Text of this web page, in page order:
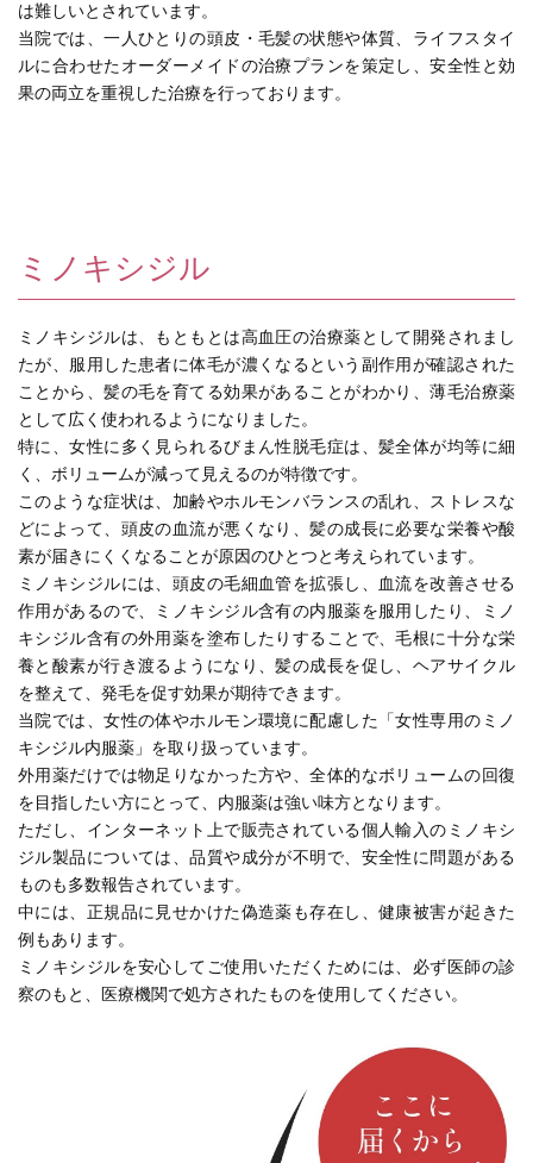
は難しいとされています。
当院では、一人ひとりの頭皮・毛髪の状態や体質、ライフスタイ
ルに合わせたオーダーメイドの治療プランを策定し、安全性と効
果の両立を重視した治療を行っております。
ミノキシジル
ミノキシジルは、もともとは高血圧の治療薬として開発されまし
たが、服用した患者に体毛が濃くなるという副作用が確認された
ことから、髪の毛を育てる効果があることがわかり、薄毛治療薬
として広く使われるようになりました。
特に、女性に多く見られるびまん性脱毛症は、髪全体が均等に細
く、ボリュームが減って見えるのが特徴です。
このような症状は、加齢やホルモンバランスの乱れ、ストレスな
どによって、頭皮の血流が悪くなり、髪の成長に必要な栄養や酸
素が届きにくくなることが原因のひとつと考えられています。
ミノキシジルには、頭皮の毛細血管を拡張し、血流を改善させる
作用があるので、ミノキシジル含有の内服薬を服用したり、ミノ
キシジル含有の外用薬を塗布したりすることで、毛根に十分な栄
養と酸素が行き渡るようになり、髪の成長を促し、ヘアサイクル
を整えて、発毛を促す効果が期待できます。
当院では、女性の体やホルモン環境に配慮した「女性専用のミノ
キシジル内服薬」を取り扱っています。
外用薬だけでは物足りなかった方や、全体的なボリュームの回復
を目指したい方にとって、内服薬は強い味方となります。
ただし、インターネット上で販売されている個人輸入のミノキシ
ジル製品については、品質や成分が不明で、安全性に問題がある
ものも多数報告されています。
中には、正規品に見せかけた偽造薬も存在し、健康被害が起きた
例もあります。
ミノキシジルを安心してご使用いただくためには、必ず医師の診
察のもと、医療機関で処方されたものを使用してください。